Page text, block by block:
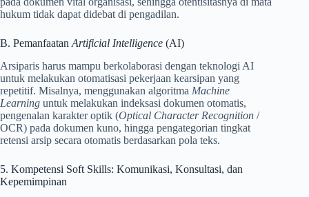
hukum tidak dapat didebat di pengadilan.
B. Pemanfaatan Artificial Intelligence (AI)
Arsiparis harus mampu berkolaborasi dengan teknologi AI
untuk melakukan otomatisasi pekerjaan kearsipan yang
repetitif. Misalnya, menggunakan algoritma Machine
Learning untuk melakukan indeksasi dokumen otomatis,
pengenalan karakter optik (Optical Character Recognition /
OCR) pada dokumen kuno, hingga pengategorian tingkat
retensi arsip secara otomatis berdasarkan pola teks.
5. Kompetensi Soft Skills: Komunikasi, Konsultasi, dan
Kepemimpinan